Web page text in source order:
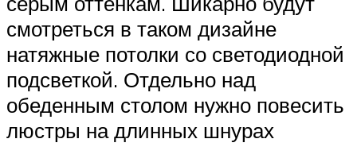
смотреться в таком дизайне
натяжные потолки со светодиодной
подсветкой. Отдельно над
обеденным столом нужно повесить
люстры на длинных шнурах